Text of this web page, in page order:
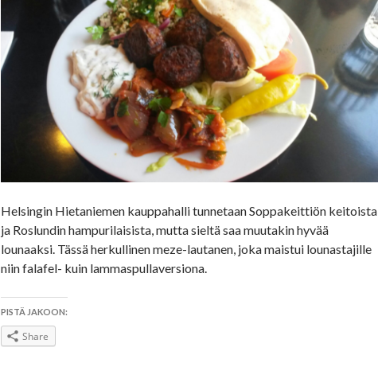
Helsingin Hietaniemen kauppahalli tunnetaan Soppakeittiön keitoista
ja Roslundin hampurilaisista, mutta sieltä saa muutakin hyvää
lounaaksi. Tässä herkullinen meze-lautanen, joka maistui lounastajille
niin falafel- kuin lammaspullaversiona.
PISTÄ JAKOON:
Share